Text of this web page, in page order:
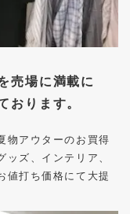
売場に満載に
おります。
物アウターのお買得
ズ、インテリア、
値打ち価格にて大提